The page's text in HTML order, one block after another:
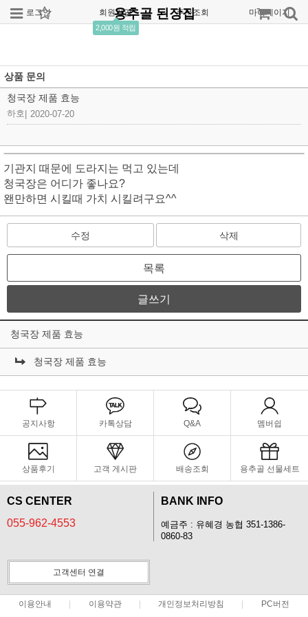
로그인 회원가입
2,000원 적립
주문조회 마이페이지
용추골 된장집
상품 문의
청국장 제품 효능
하호 2020-07-20
기관지 때문에 도라지는 먹고 있는데
청국장은 어디가 좋나요?
왠만하면 시킬때 가치 시킬려구요^^
수정 삭제
목록
글쓰기
청국장 제품 효능
청국장 제품 효능
공지사항 카톡상담 Q&A 멤버쉽
상품후기 고객 게시판 배송조회 용추골 선물세트
CS CENTER
055-962-4553
BANK INFO
예금주 : 유혜경 농협 351-1386-
0860-83
고객센터 연결
이용안내 이용약관 개인정보처리방침 PC버전